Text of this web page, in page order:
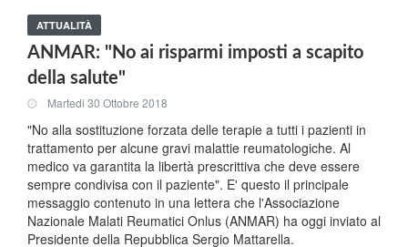
ATTUALITÀ
ANMAR: "No ai risparmi imposti a scapito
della salute"
Martedi 30 Ottobre 2018
"No alla sostituzione forzata delle terapie a tutti i pazienti in
trattamento per alcune gravi malattie reumatologiche. Al
medico va garantita la libertà prescrittiva che deve essere
sempre condivisa con il paziente". E' questo il principale
messaggio contenuto in una lettera che l'Associazione
Nazionale Malati Reumatici Onlus (ANMAR) ha oggi inviato al
Presidente della Repubblica Sergio Mattarella.